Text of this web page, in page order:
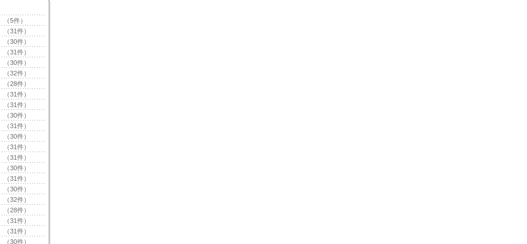
（5件）
（31件）
（30件）
（31件）
（30件）
（32件）
（28件）
（31件）
（31件）
（30件）
（31件）
（30件）
（31件）
（31件）
（30件）
（31件）
（30件）
（32件）
（28件）
（31件）
（31件）
（30件）